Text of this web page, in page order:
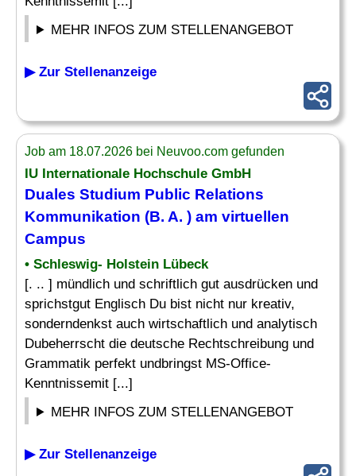
MEHR INFOS ZUM STELLENANGEBOT
▶ Zur Stellenanzeige
Job am 18.07.2026 bei Neuvoo.com gefunden
IU Internationale Hochschule GmbH
Duales Studium Public Relations
Kommunikation (B. A. ) am virtuellen
Campus
• Schleswig- Holstein Lübeck
[. .. ] mündlich und schriftlich gut ausdrücken und
sprichstgut Englisch Du bist nicht nur kreativ,
sonderndenkst auch wirtschaftlich und analytisch
Dubeherrscht die deutsche Rechtschreibung und
Grammatik perfekt undbringst MS-Office-
Kenntnissemit [...]
MEHR INFOS ZUM STELLENANGEBOT
▶ Zur Stellenanzeige